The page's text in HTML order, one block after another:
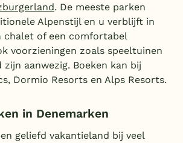
. De meeste parken
Alpenstijl en u verblijft in
chalet of een comfortabel
voorzieningen zoals speeltuinen
zijn aanwezig. Boeken kan bij
Dormio Resorts en Alps Resorts.
in Denemarken
geliefd vakantieland bij veel